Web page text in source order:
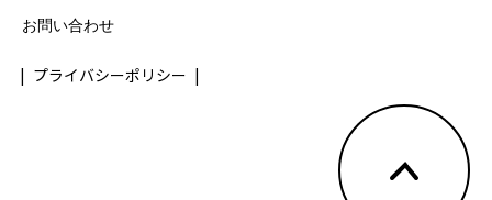
お問い合わせ
プライバシーポリシー